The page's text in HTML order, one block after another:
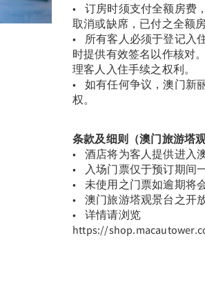
• 订房时须支付全额房费
取消或缺席，已付之全额
• 所有客人必须于登记入
时提供有效签名以作核对
理客人入住手续之权利。
• 如有任何争议，澳门新
权。
条款及细则（澳门旅游塔
• 酒店将为客人提供进入
• 入场门票仅于预订期间
• 未使用之门票如逾期将
• 澳门旅游塔观景台之开
• 详情请浏览
https://